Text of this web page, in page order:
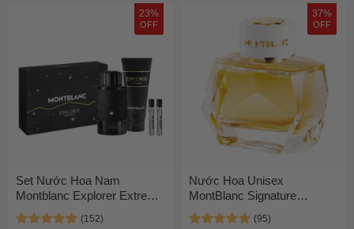
23%
OFF
Set Nước Hoa Nam
Montblanc Explorer Extreme
Parfum 4 Món
37%
OFF
Nước Hoa Unisex
MontBlanc Signature
Absolue EDP 90ml